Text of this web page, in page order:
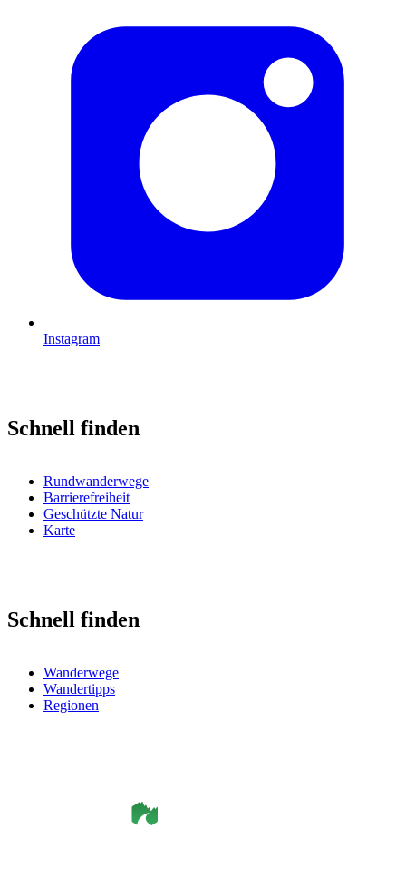
Instagram
Schnell finden
Rundwanderwege
Barrierefreiheit
Geschützte Natur
Karte
Schnell finden
Wanderwege
Wandertipps
Regionen